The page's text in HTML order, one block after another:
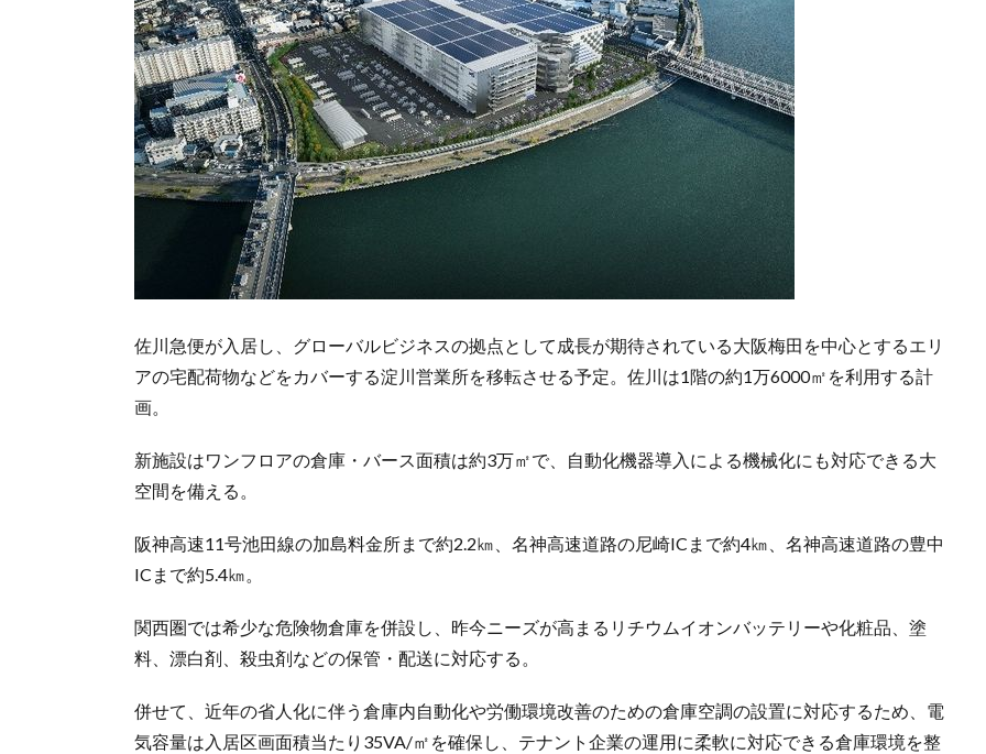
佐川急便が入居し、グローバルビジネスの拠点として成長が期待されている大阪梅田を中心とするエリ
アの宅配荷物などをカバーする淀川営業所を移転させる予定。佐川は1階の約1万6000㎡を利用する計
画。
新施設はワンフロアの倉庫・バース面積は約3万㎡で、自動化機器導入による機械化にも対応できる大
空間を備える。
阪神高速11号池田線の加島料金所まで約2.2㎞、名神高速道路の尼崎ICまで約4㎞、名神高速道路の豊中
ICまで約5.4㎞。
関西圏では希少な危険物倉庫を併設し、昨今ニーズが高まるリチウムイオンバッテリーや化粧品、塗
料、漂白剤、殺虫剤などの保管・配送に対応する。
併せて、近年の省人化に伴う倉庫内自動化や労働環境改善のための倉庫空調の設置に対応するため、電
気容量は入居区画面積当たり35VA/㎡を確保し、テナント企業の運用に柔軟に対応できる倉庫環境を整